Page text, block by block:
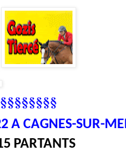
A CAGNES-SUR-
PARTANTS